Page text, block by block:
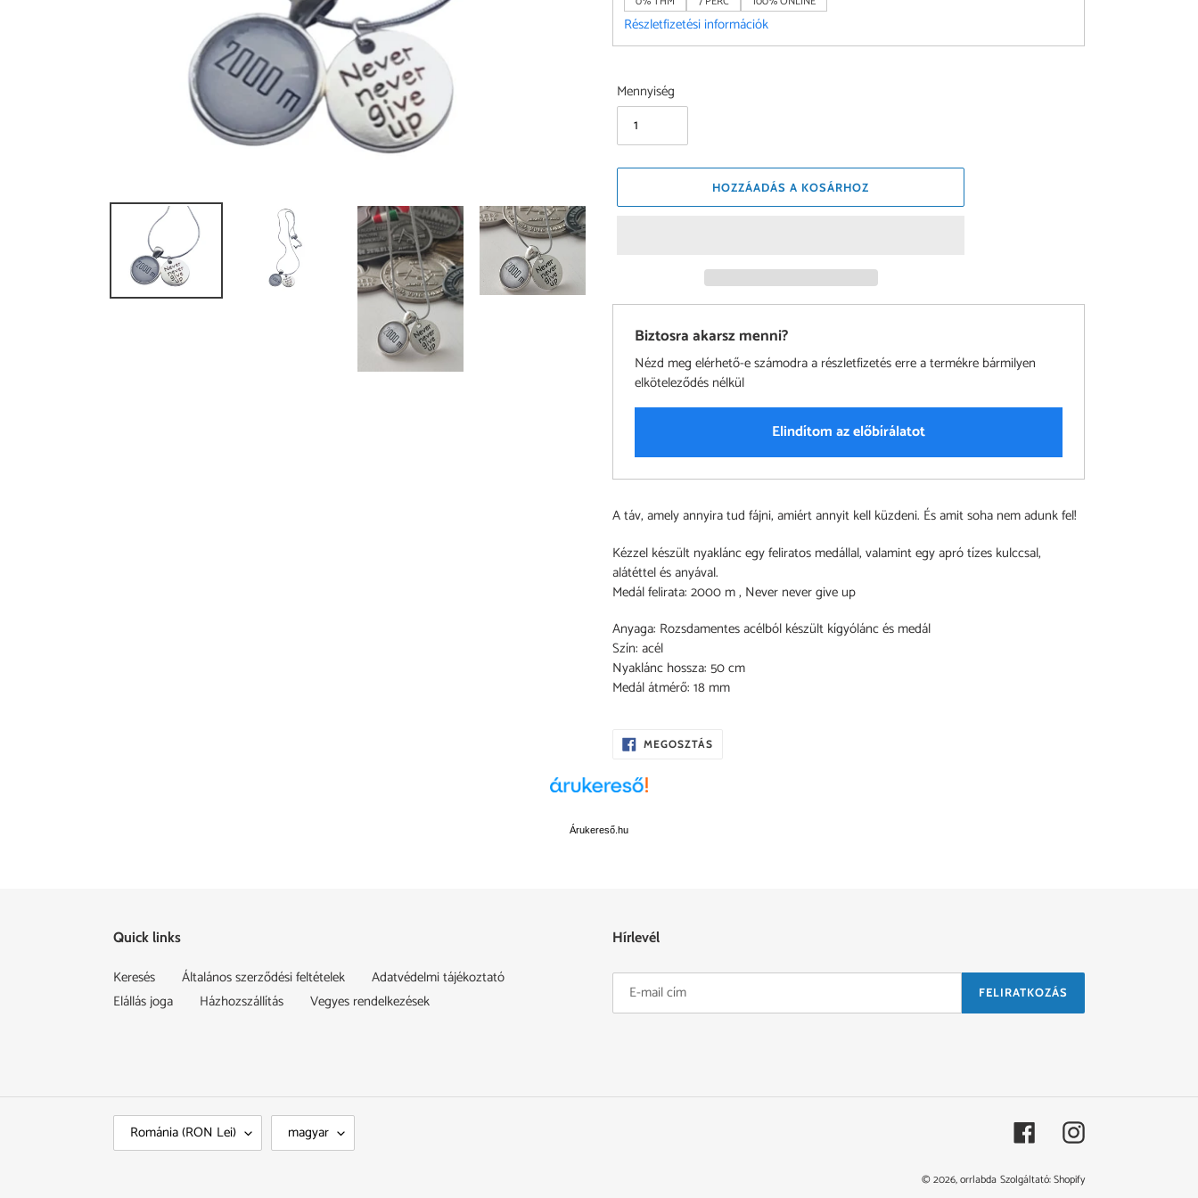
Részletfizetési információk
Mennyiség
HOZZÁADÁS A KOSÁRHOZ
Biztosra akarsz menni?
Nézd meg elérhető-e számodra a részletfizetés erre a termékre bármilyen
elköteleződés nélkül
Elindítom az előbírálatot
termék
felvéve
a
kosárba
A táv, amely annyira tud fájni, amiért annyit kell küzdeni. És amit soha nem adunk fel!
Kézzel készült nyaklánc egy feliratos medállal, valamint egy apró tízes kulccsal,
alátéttel és anyával.
Medál felirata: 2000 m , Never never give up
Anyaga: Rozsdamentes acélból készült kígyólánc és medál
Szín: acél
Nyaklánc hossza: 50 cm
Medál átmérő: 18 mm
MEGOSZTÁSOSZD
Árukereső.hu
Quick links
Keresés Általános szerződési feltételek
Adatvédelmi tájékoztató
Elállás joga
Házhozszállítás Vegyes rendelkezések
Hírlevél
FELIRATKOZÁS
O Románia (RON Lei)
N magyar FacebookInstagram
© 2026,orrlabda Szolgáltató: Shopify